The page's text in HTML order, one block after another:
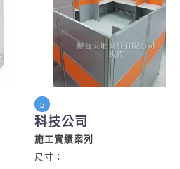
5
科技公司
施工實績案列
尺寸：